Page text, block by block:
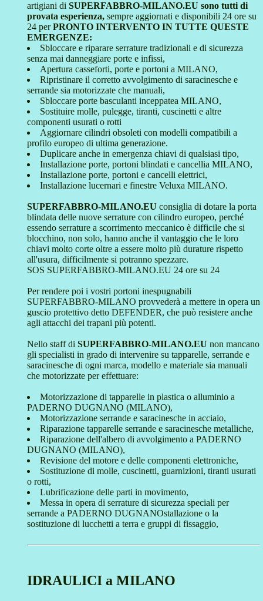
artigiani di SUPERFABBRO-MILANO.EU sono tutti di
provata esperienza,sempre aggiornati e disponibili 24 ore su
24 perPRONTO INTERVENTO IN TUTTE QUESTE
EMERGENZE:
Sbloccare e riparare serrature tradizionali e di sicurezza
senza mai danneggiare porte e infissi,
Apertura casseforti, porte e portoni a MILANO,
Ripristinare il corretto avvolgimento di saracinesche e
serrande sia motorizzate che manuali,
Sbloccare porte basculanti inceppatea MILANO,
Sostituire molle, pulegge, tiranti, cuscinetti e altre
componenti usurati o rotti
Aggiornare cilindri obsoleti con modelli compatibili a
profilo europeo di ultima generazione.
Duplicare anche in emergenza chiavi di qualsiasi tipo,
Installazione porte, portoni blindati e cancellia MILANO,
Installazione porte, portoni e cancelli elettrici,
Installazione lucernari e finestre Veluxa MILANO.
SUPERFABBRO-MILANO.EU consiglia di dotare la porta
blindata delle nuove serrature con cilindro europeo, perché
essendo serrature a scorrimento meccanico è difficile che si
blocchino, non solo, hanno anche il vantaggio che le loro
chiavi molto corte oltre a essere molto più durature rispetto
all'usura, difficilmente si potranno spezzare.
SOS SUPERFABBRO-MILANO.EU 24 ore su 24
Per rendere poi i vostri portoni inespugnabili
SUPERFABBRO-MILANO provvederà a mettere in opera un
guscio protettivo detto DEFENDER, che può resistere anche
agli attacchi dei trapani più potenti.
Nello staff di SUPERFABBRO-MILANO.EU non mancano
gli specialisti in grado di intervenire su tapparelle, serrande e
saracinesche di ogni marca, modello e materiale sia manuali
che motorizzate per effettuare:
Motorizzazione di tapparelle in plastica o alluminio a
PADERNO DUGNANO (MILANO),
Motorizzazione serrande e saracinesche in acciaio,
Riparazione tapparelle serrande e saracinesche metalliche,
Riparazione dell'albero di avvolgimento a PADERNO
DUGNANO (MILANO),
Revisione del motore e delle componenti elettroniche,
Sostituzione di molle, cuscinetti, guarnizioni, tiranti usurati
o rotti,
Lubrificazione delle parti in movimento,
Messa in opera di serrature di sicurezza speciali per
serrande a PADERNO DUGNANOstallazione o la
sostituzione di lucchetti a terra e gruppi di fissaggio,
IDRAULICI a MILANO